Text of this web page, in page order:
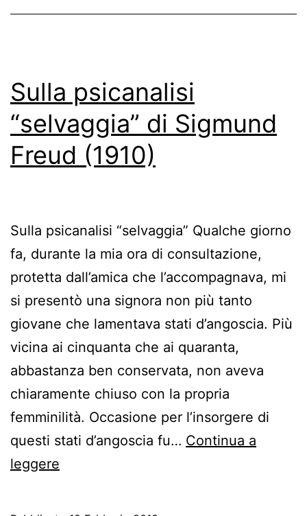
laica”
Sulla psicanalisi
“selvaggia” di Sigmund
Freud (1910)
Sulla psicanalisi “selvaggia” Qualche giorno
fa, durante la mia ora di consultazione,
protetta dall’amica che l’accompagnava, mi
si presentò una signora non più tanto
giovane che lamentava stati d’angoscia. Più
vicina ai cinquanta che ai quaranta,
abbastanza ben conservata, non aveva
chiaramente chiuso con la propria
femminilità. Occasione per l’insorgere di
questi stati d’angoscia fu… Continua a
leggere